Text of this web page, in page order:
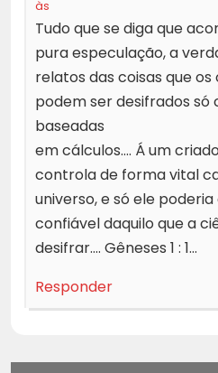
às
Tudo que se diga que
pura especulação, a
relatos das coisas que os
podem ser desifrados só
baseadas
em cálculos…. Á um
controla de forma vital
universo, e só ele
confiável daquilo que a
desifrar…. Gêneses 1 : 1…
Responder